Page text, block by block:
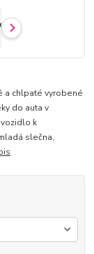
a chlpaté vyrobené
do auta v
k
slečna,